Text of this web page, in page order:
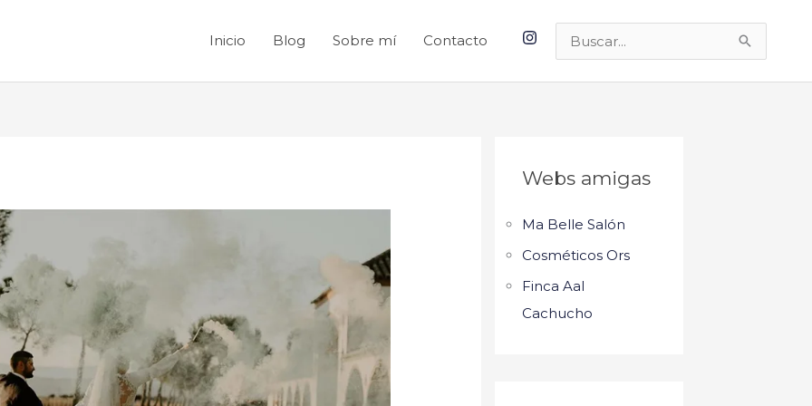
Inicio Blog Sobre mí Contacto
Buscar
por:
Webs amigas
Ma Belle Salón
Cosméticos Ors
Finca Aal
Cachucho